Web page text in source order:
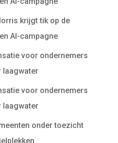
krijgt tik op de
AI-campagne
voor ondernemers
laagwater
voor ondernemers
laagwater
onder toezicht